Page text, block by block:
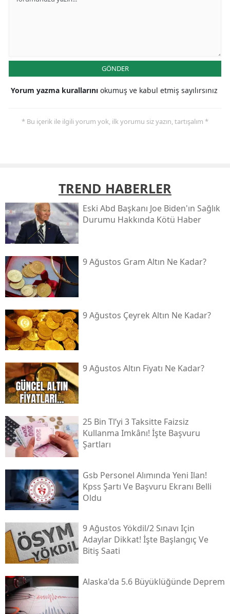
GÖNDER
Yorum yazma kurallarını okumuş ve kabul etmiş sayılırsınız
* Bu içerik ile ilgili yorum yok, ilk yorumu siz yazın, tartışalım *
TREND HABERLER
Eski Abd Başkanı Joe Biden'ın Sağlık
Durumu Hakkında Kötü Haber
9 Ağustos Gram Altın Ne Kadar?
9 Ağustos Çeyrek Altın Ne Kadar?
9 Ağustos Altın Fiyatı Ne Kadar?
25 Bin Tl’yi 3 Taksitte Faizsiz
Kullanma Imkânı! İşte Başvuru
Şartları
Gsb Personel Alımında Yeni Ilan!
Kpss Şartı Ve Başvuru Ekranı Belli
Oldu
9 Ağustos Yökdi̇l/2 Sınavı Için
Adaylar Dikkat! İşte Başlangıç Ve
Bitiş Saati
Alaska'da 5.6 Büyüklüğünde Deprem